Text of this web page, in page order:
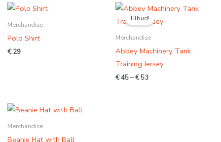
Merchandise
Polo Shirt
€29
Tilbud!
Merchandise
Abbey Machinery Tank
Training Jersey
€45–€53
Prisområde:
€ 45
til
Merchandise
Beanie Hat with Ball